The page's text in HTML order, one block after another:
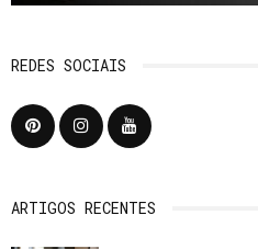
REDES SOCIAIS
ARTIGOS RECENTES